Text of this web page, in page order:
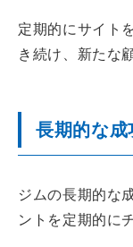
定期的にサイト
き続け、新たな
長期的な成
ジムの長期的な
ントを定期的に